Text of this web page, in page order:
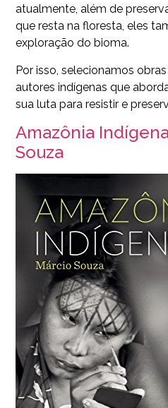
atualmente, além de
que resta na floresta, eles
exploração do bioma.
Por isso, selecionamos
autores indígenas que
sua luta para resistir e
Amazônia
Souza